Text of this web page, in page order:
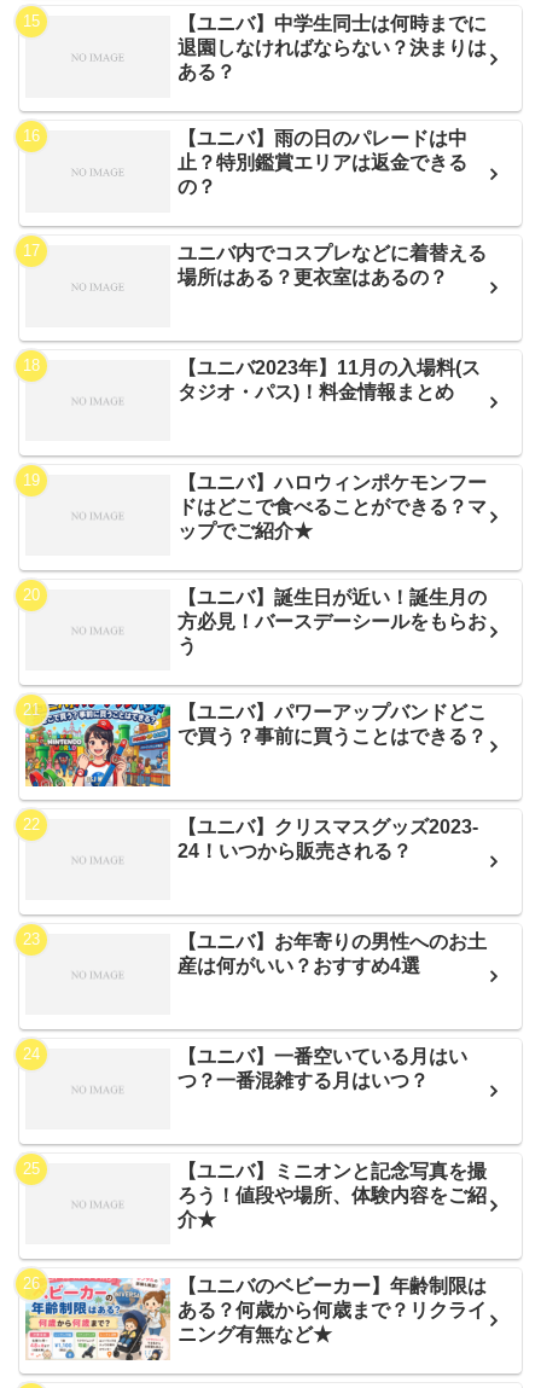
【ユニバ】中学生同士は何時までに
退園しなければならない？決まりは
ある？
【ユニバ】雨の日のパレードは中
止？特別鑑賞エリアは返金できる
の？
ユニバ内でコスプレなどに着替える
場所はある？更衣室はあるの？
【ユニバ2023年】11月の入場料(ス
タジオ・パス)！料金情報まとめ
【ユニバ】ハロウィンポケモンフー
ドはどこで食べることができる？マ
ップでご紹介★
【ユニバ】誕生日が近い！誕生月の
方必見！バースデーシールをもらお
う
【ユニバ】パワーアップバンドどこ
で買う？事前に買うことはできる？
【ユニバ】クリスマスグッズ2023-
24！いつから販売される？
【ユニバ】お年寄りの男性へのお土
産は何がいい？おすすめ4選
【ユニバ】一番空いている月はい
つ？一番混雑する月はいつ？
【ユニバ】ミニオンと記念写真を撮
ろう！値段や場所、体験内容をご紹
介★
【ユニバのベビーカー】年齢制限は
ある？何歳から何歳まで？リクライ
ニング有無など★